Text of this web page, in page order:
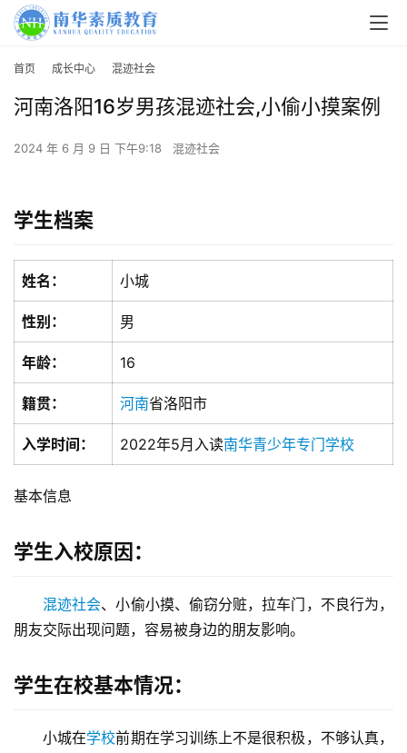
首页 成长中心 混迹社会
河南洛阳16岁男孩混迹社会,小偷小摸案例
2024 年 6 月 9 日 下午9:18 混迹社会
学生档案
姓名： 小城
性别： 男
年龄： 16
籍贯： 河南省洛阳市
入学时间： 2022年5月入读南华青少年专门学校
基本信息
学生入校原因：
混迹社会、小偷小摸、偷窃分赃，拉车门，不良行为，
朋友交际出现问题，容易被身边的朋友影响。
学生在校基本情况：
小城在学校前期在学习训练上不是很积极，不够认真，